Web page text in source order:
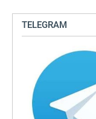
TELEGRAM